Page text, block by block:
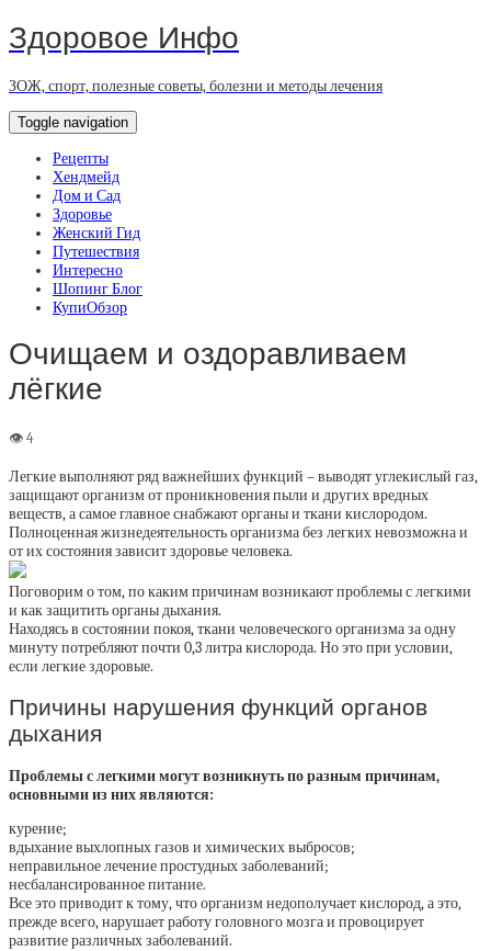
Здоровое Инфо
ЗОЖ, спорт, полезные советы, болезни и методы лечения
Toggle navigation
Рецепты
Хендмейд
Дом и Сад
Здоровье
Женский Гид
Путешествия
Интересно
Шопинг Блог
КупиОбзор
Очищаем и оздоравливаем
лёгкие
Легкие выполняют ряд важнейших функций – выводят углекислый газ,
защищают организм от проникновения пыли и других вредных
веществ, а самое главное снабжают органы и ткани кислородом.
Полноценная жизнедеятельность организма без легких невозможна и
от их состояния зависит здоровье человека.
Поговорим о том, по каким причинам возникают проблемы с легкими
и как защитить органы дыхания.
Находясь в состоянии покоя, ткани человеческого организма за одну
минуту потребляют почти 0,3 литра кислорода. Но это при условии,
если легкие здоровые.
Причины нарушения функций органов
дыхания
Проблемы с легкими могут возникнуть по разным причинам,
основными из них являются:
курение;
вдыхание выхлопных газов и химических выбросов;
неправильное лечение простудных заболеваний;
несбалансированное питание.
Все это приводит к тому, что организм недополучает кислород, а это,
прежде всего, нарушает работу головного мозга и провоцирует
развитие различных заболеваний.